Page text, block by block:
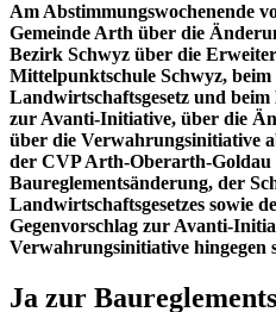
Am Abstimmungswochenende
Gemeinde Arth über die
Bezirk Schwyz über die
Mittelpunktschule Schwyz,
Landwirtschaftsgesetz und
zur Avanti-Initiative, über die
über die Verwahrungsinitiative
der CVP Arth-Oberarth-Goldau
Baureglementsänderung, der
Landwirtschaftsgesetzes sowie
Gegenvorschlag zur Avanti-
Verwahrungsinitiative hingegen
Ja zur